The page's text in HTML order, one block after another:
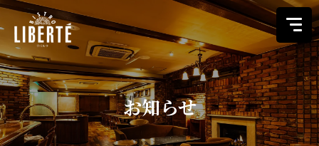
こだわり
お知らせ